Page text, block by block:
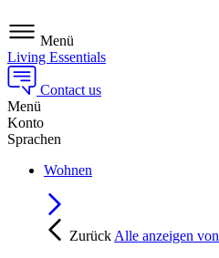
Menü
Living Essentials
Contact us
Menü
Konto
Sprachen
Wohnen
Zurück Alle anzeigen von